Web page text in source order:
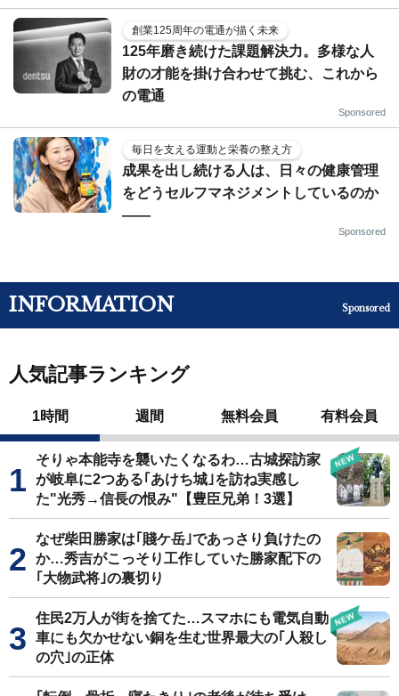
創業125周年の電通が描く未来
125年磨き続けた課題解決力。多様な人
財の才能を掛け合わせて挑む、これから
の電通
Sponsored
毎日を支える運動と栄養の整え方
成果を出し続ける人は、日々の健康管理
をどうセルフマネジメントしているのか
——
Sponsored
INFORMATION Sponsored
人気記事ランキング
1時間 週間 無料会員 有料会員
そりゃ本能寺を襲いたくなるわ…古城探訪家
が岐阜に2つある｢あけち城｣を訪ね実感し
た"光秀→信長の恨み"【豊臣兄弟！3選】
なぜ柴田勝家は｢賤ケ岳｣であっさり負けたの
か…秀吉がこっそり工作していた勝家配下の
｢大物武将｣の裏切り
住民2万人が街を捨てた…スマホにも電気自動
車にも欠かせない銅を生む世界最大の｢人殺し
の穴｣の正体